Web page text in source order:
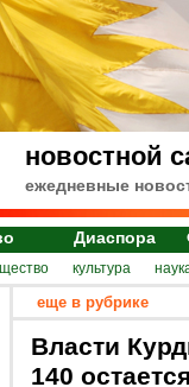
новостной
ежедневные
Диаспора
культура
еще в рубрике
Власти
140